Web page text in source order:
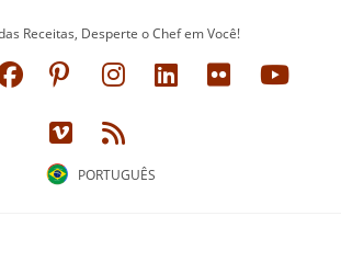
Receitas, Desperte o Chef em Você!
PORTUGUÊS